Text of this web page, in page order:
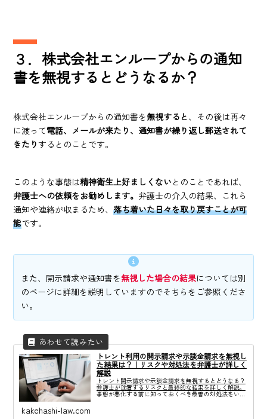
３．株式会社エンループからの通知
書を無視するとどうなるか？
株式会社エンループからの通知書を無視すると 、その後は再々
に渡って電話、メールが来たり、通知書が繰り返し郵送されて
きたりするとのことです。
このような事態は精神衛生上好ましくない とのことであれば、
弁護士への依頼をお勧めします。 弁護士の介入の結果、これら
通知や連絡が収まるため、 落ち着いた日々を取り戻すことが可
能です。
また、開示請求や通知書を無視した場合の結果については別
のページに詳細を説明していますのでそちらをご参照くださ
い。
トレント利用の開示請求や示談金請求を無視し
た結果は？｜リスクや対処法を弁護士が詳しく
解説
トレント開示請求や示談金請求を無視するとどうなる？
弁護士が放置するリスクと最終的な結果を詳しく解説。
事態が悪化する前に知っておくべき最善の対処法をいま
すぐ確認してください。
kakehashi-law.com